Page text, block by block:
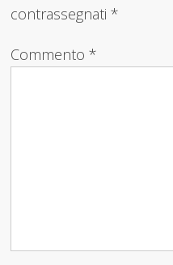
contrassegnati*
Commento*